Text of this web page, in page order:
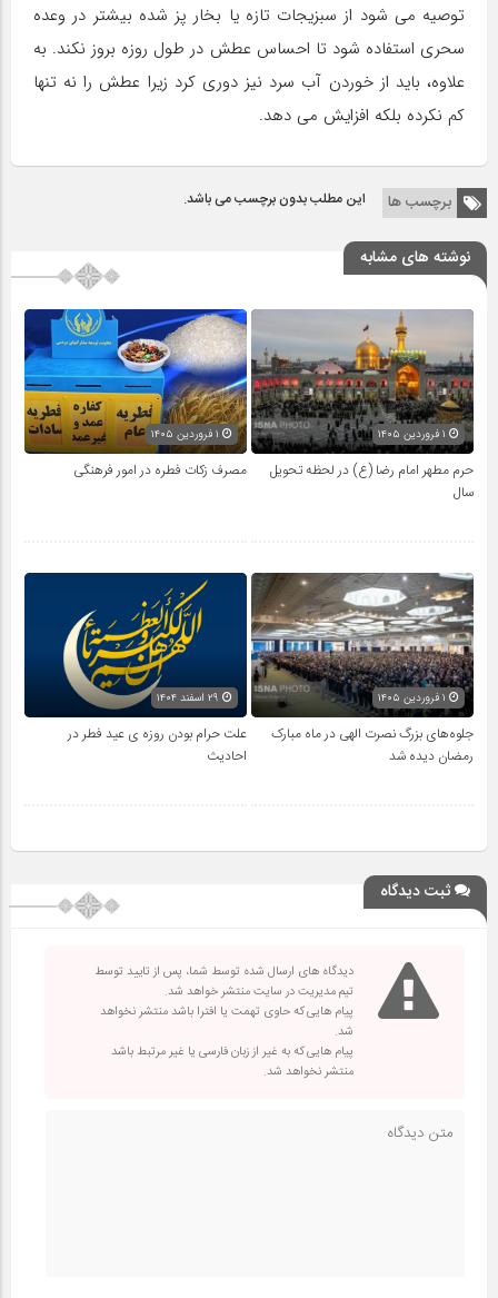
توصیه می شود از سبزیجات تازه یا بخار پز شده بیشتر در وعده
سحری استفاده شود تا احساس عطش در طول روزه بروز نکند. به
علاوه، باید از خوردن آب سرد نیز دوری کرد زیرا عطش را نه تنها
کم نکرده بلکه افزایش می دهد.
برچسب ها این مطلب بدون برچسب می باشد.
نوشته های مشابه
حرم مطهر امام رضا (ع) در لحظه تحویل
سال
مصرف زکات فطره در امور فرهنگی
جلوه‌های بزرگ نصرت الهی در ماه مبارک
رمضان دیده شد
علت حرام بودن روزه ی عید فطر در
احادیث
ثبت دیدگاه
دیدگاه های ارسال شده توسط شما، پس از تایید توسط
تیم مدیریت در سایت منتشر خواهد شد.
پیام هایی که حاوی تهمت یا افترا باشد منتشر نخواهد
شد.
پیام هایی که به غیر از زبان فارسی یا غیر مرتبط باشد
منتشر نخواهد شد.